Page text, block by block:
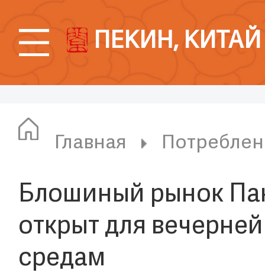
ПЕКИН, КИТАЙ
Главная
Блошиный рынок
открыт для
средам